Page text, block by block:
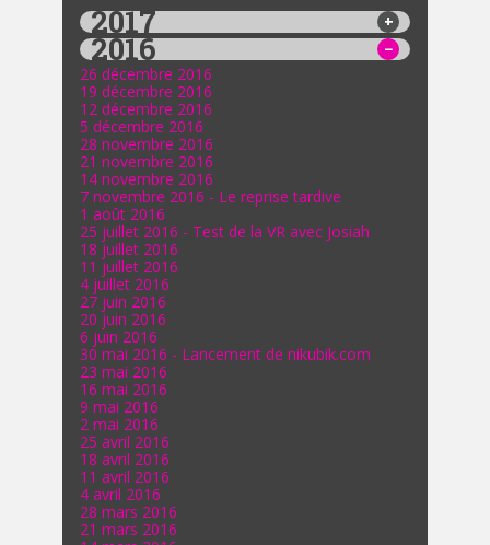
2017
2016
26 décembre 2016
19 décembre 2016
12 décembre 2016
5 décembre 2016
28 novembre 2016
21 novembre 2016
14 novembre 2016
7 novembre 2016 - Le reprise tardive
1 août 2016
25 juillet 2016 - Test de la VR avec Josiah
18 juillet 2016
11 juillet 2016
4 juillet 2016
27 juin 2016
20 juin 2016
6 juin 2016
30 mai 2016 - Lancement de nikubik.com
23 mai 2016
16 mai 2016
9 mai 2016
2 mai 2016
25 avril 2016
18 avril 2016
11 avril 2016
4 avril 2016
28 mars 2016
21 mars 2016